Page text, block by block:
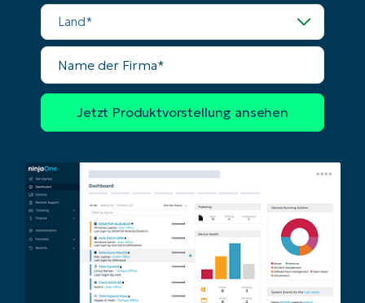
Land
Name
der
Firma